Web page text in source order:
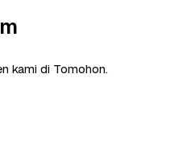
kami di Tomohon.